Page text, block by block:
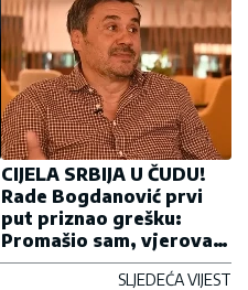
CIJELA SRBIJA U ČUDU!
Rade Bogdanović prvi
put priznao grešku:
Promašio sam, vjerovao
sam u njih do kraja
SLJEDEĆA VIJEST